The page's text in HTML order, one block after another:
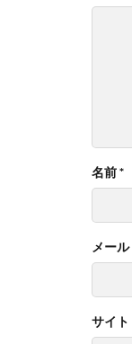
名前*
メール
サイト